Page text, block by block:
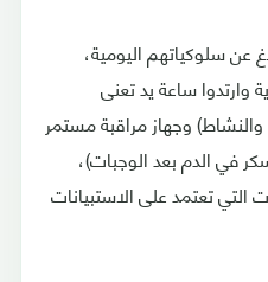
عن سلوكياتهم اليومية،
وارتدوا ساعة يد تعنى
وجهاز مراقبة مستمر
في الدم بعد الوجبات)،
تعتمد على الاستبيانات